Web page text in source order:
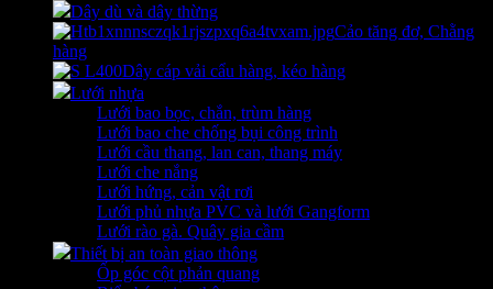
Dây dù và dây thừng
Cảo tăng đơ, Chằng
hàng
Dây cáp vải cẩu hàng, kéo hàng
Lưới nhựa
Lưới bao bọc, chắn, trùm hàng
Lưới bao che chống bụi công trình
Lưới cầu thang, lan can, thang máy
Lưới che nắng
Lưới hứng, cản vật rơi
Lưới phủ nhựa PVC và lưới Gangform
Lưới rào gà. Quây gia cầm
Thiết bị an toàn giao thông
Ốp góc cột phản quang